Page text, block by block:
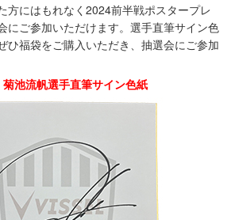
方にはもれなく2024前半戦ポスタープレ
にご参加いただけます。選手直筆サイン色
ひ福袋をご購入いただき、抽選会にご参加
菊池流帆選手直筆サイン色紙